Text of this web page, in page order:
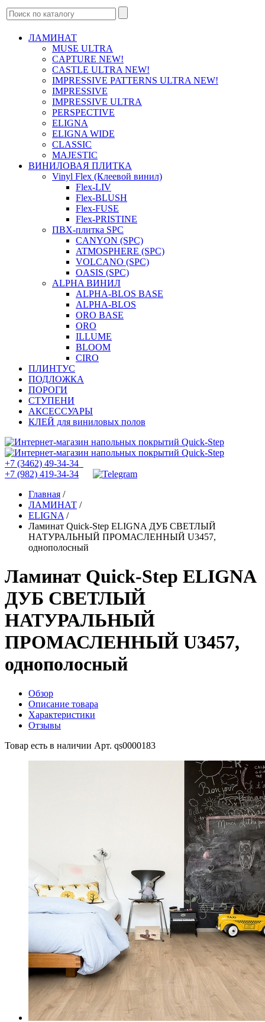
ЛАМИНАТ
MUSE ULTRA
CAPTURE NEW!
CASTLE ULTRA NEW!
IMPRESSIVE PATTERNS ULTRA NEW!
IMPRESSIVE
IMPRESSIVE ULTRA
PERSPECTIVE
ELIGNA
ELIGNA WIDE
CLASSIC
MAJESTIC
ВИНИЛОВАЯ ПЛИТКА
Vinyl Flex (Клеевой винил)
Flex-LIV
Flex-BLUSH
Flex-FUSE
Flex-PRISTINE
ПВХ-плитка SPC
CANYON (SPC)
ATMOSPHERE (SPC)
VOLCANO (SPC)
OASIS (SPC)
ALPHA ВИНИЛ
ALPHA-BLOS BASE
ALPHA-BLOS
ORO BASE
ORO
ILLUME
BLOOM
CIRO
ПЛИНТУС
ПОДЛОЖКА
ПОРОГИ
СТУПЕНИ
АКСЕССУАРЫ
КЛЕЙ для виниловых полов
+7 (3462) 49-34-34
+7 (982) 419-34-34
Главная /
ЛАМИНАТ /
ELIGNA /
Ламинат Quick-Step ELIGNA ДУБ СВЕТЛЫЙ
НАТУРАЛЬНЫЙ ПРОМАСЛЕННЫЙ U3457,
однополосный
Ламинат Quick-Step ELIGNA
ДУБ СВЕТЛЫЙ
НАТУРАЛЬНЫЙ
ПРОМАСЛЕННЫЙ U3457,
однополосный
Обзор
Описание товара
Характеристики
Отзывы
Товар есть в наличии Арт. qs0000183